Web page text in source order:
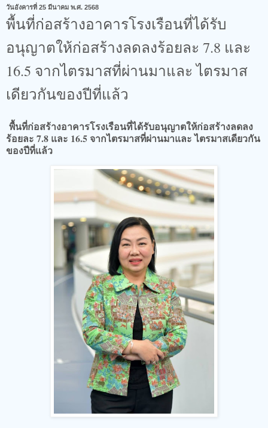
วันอังคารที่ 25 มีนาคม พ.ศ. 2568
พื้นที่ก่อสร้างอาคารโรงเรือนที่ได้รับ
อนุญาตให้ก่อสร้างลดลงร้อยละ 7.8 และ
16.5 จากไตรมาสที่ผ่านมาและ ไตรมาส
เดียวกันของปีที่แล้ว
พื้นที่ก่อสร้างอาคารโรงเรือนที่ได้รับอนุญาตให้ก่อสร้างลดลง
ร้อยละ 7.8 และ 16.5 จากไตรมาสที่ผ่านมาและ ไตรมาสเดียวกัน
ของปีที่แล้ว